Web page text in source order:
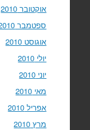
אוקטובר 2010
ספטמבר 2010
אוגוסט 2010
יולי 2010
יוני 2010
מאי 2010
אפריל 2010
מרץ 2010